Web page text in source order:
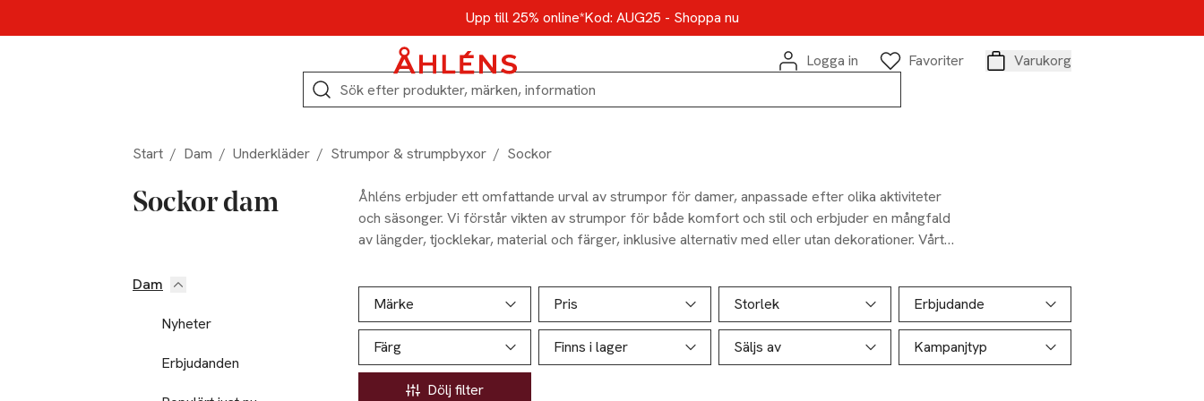
Upp till 25% online*Kod: AUG25 - Shoppa nu
Logga in
Favoriter
Varukorg
Sök
Start / Dam / Underkläder / Strumpor & strumpbyxor / Sockor
Sockor dam
Åhléns erbjuder ett omfattande urval av strumpor för damer, anpassade efter olika aktiviteter
och säsonger. Vi förstår vikten av strumpor för både komfort och stil och erbjuder en mångfald
av längder, tjocklekar, material och färger, inklusive alternativ med eller utan dekorationer. Vårt
liksom enfärgade modeller för enkel matchning. Hitta strumpor för alla tillfällen, från
vardagsbruk till specialstrumpor för kalla vinterdagar eller svalare sommarkvällar.
Hoppa till produktsidan
Dam
Nyheter
Erbjudanden
Hoppa till produktsidan
Märke
Pris Storlek Erbjudande
Färg Finns i lager Säljs av Kampanjtyp
Dölj filter
Lista över produkter